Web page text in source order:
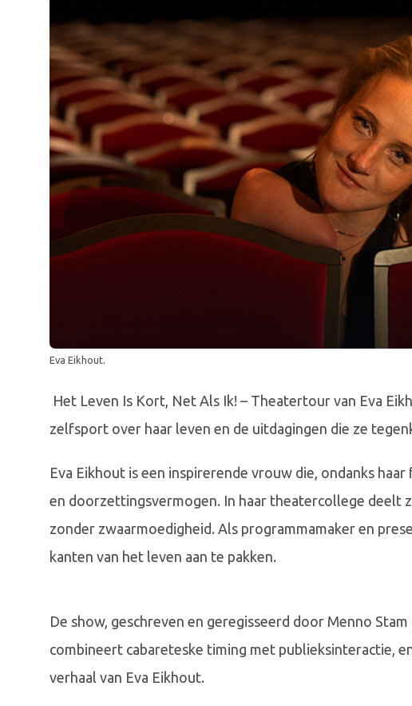
Eva Eikhout.
Het Leven Is Kort, Net Als Ik! – Theatertour van Eva
zelfsport over haar leven en de uitdagingen die ze
Eva Eikhout is een inspirerende vrouw die, ondanks
en doorzettingsvermogen. In haar theatercollege deelt
zonder zwaarmoedigheid. Als programmamaker en
kanten van het leven aan te pakken.
De show, geschreven en geregisseerd door Menno
combineert cabareteske timing met publieksinteractie,
verhaal van Eva Eikhout.